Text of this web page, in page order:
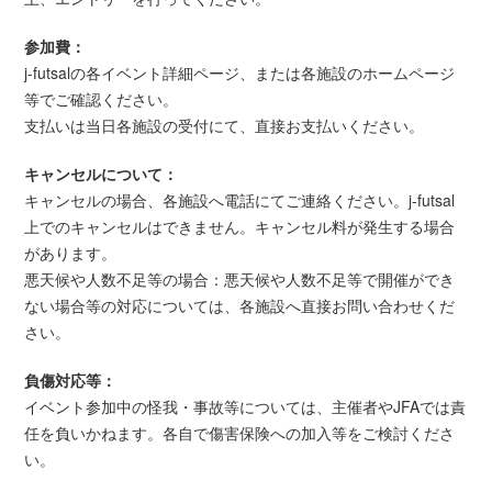
参加費：
j-futsalの各イベント詳細ページ、または各施設のホームページ
等でご確認ください。
支払いは当日各施設の受付にて、直接お支払いください。
キャンセルについて：
キャンセルの場合、各施設へ電話にてご連絡ください。j-futsal
上でのキャンセルはできません。キャンセル料が発生する場合
があります。
悪天候や人数不足等の場合：悪天候や人数不足等で開催ができ
ない場合等の対応については、各施設へ直接お問い合わせくだ
さい。
負傷対応等：
イベント参加中の怪我・事故等については、主催者やJFAでは責
任を負いかねます。各自で傷害保険への加入等をご検討くださ
い。